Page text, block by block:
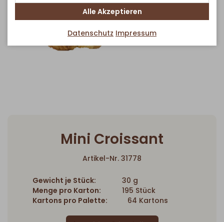
Mini Croissant
Artikel-Nr. 31778
Gewicht je Stück:
30 g
Menge pro Karton:
195 Stück
Kartons pro Palette:
64 Kartons
Alle Akzeptieren
Datenschutz Impressum